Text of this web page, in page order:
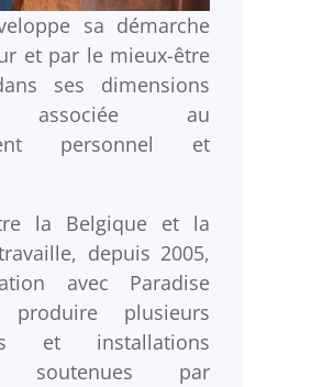
sa démarche
et par le mieux-être
ses dimensions
associée au
personnel et
la Belgique et la
depuis 2005,
avec Paradise
plusieurs
et installations
soutenues par